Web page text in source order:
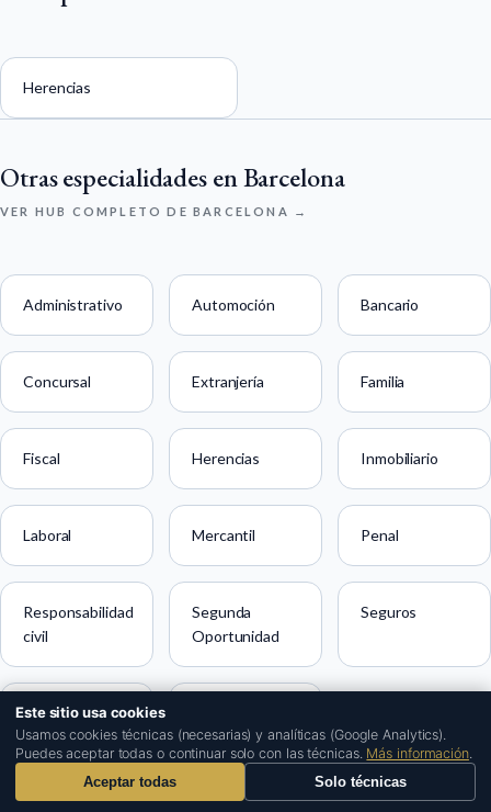
Herencias
Otras especialidades en Barcelona
VER HUB COMPLETO DE BARCELONA →
Administrativo Automoción Bancario
Concursal Extranjería Familia
Fiscal Herencias Inmobiliario
Laboral Mercantil Penal
Responsabilidad
civil
Segunda
Oportunidad
Seguros
Tráfico
Civil en otras ciudades
Este sitio usa cookies
Usamos cookies técnicas (necesarias) y analíticas (Google Analytics).
Puedes aceptar todas o continuar solo con las técnicas. Más información.
Aceptar todas
Solo técnicas